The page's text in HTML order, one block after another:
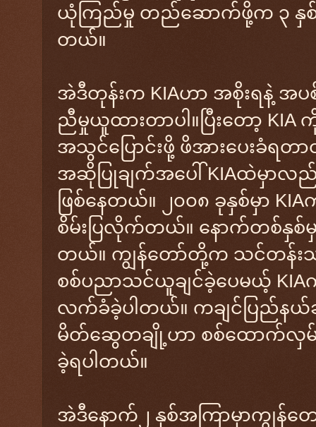
ယုံကြည်မှု တည်ဆောက်ဖို့က ၃ နှစ်
တယ်။
အဲဒီတုန်းက KIAဟာ အစိုးရနဲ့ အ
ညီမှုယူထားတာပါ။ပြီးတော့ KIA
အသွင်ပြောင်းဖို့ ဖိအားပေးခံရ
အဆိုပြုချက်အပေါ် KIAထဲမှာ
ဖြစ်နေတယ်။ ၂၀၀၈ ခုနှစ်မှာ
စိမ်းပြလိုက်တယ်။ နောက်တစ်နှစ်
တယ်။ ကျွန်တော်တို့က သင်တန်းသ
စစ်ပညာသင်ယူချင်ခဲ့ပေမယ့်
လက်ခံခဲ့ပါတယ်။ ကချင်ပြည်န
မိတ်ဆွေတချို့ဟာ စစ်ထောက်လှမ်
ခဲ့ရပါတယ်။
အဲဒီနောက်၂ နှစ်အကြာမှာကျွန်